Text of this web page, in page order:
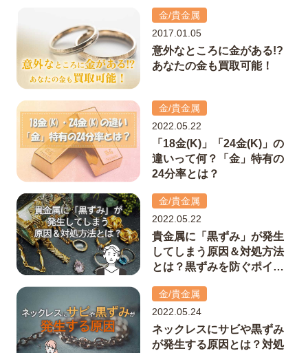
金/貴金属
2017.01.05
意外なところに金がある!?
あなたの金も買取可能！
金/貴金属
2022.05.22
「18金(K)」「24金(K)」の
違いって何？「金」特有の
24分率とは？
金/貴金属
2022.05.22
貴金属に「黒ずみ」が発生
してしまう原因＆対処方法
とは？黒ずみを防ぐポイン
金/貴金属
2022.05.24
ネックレスにサビや黒ずみ
が発生する原因とは？対処